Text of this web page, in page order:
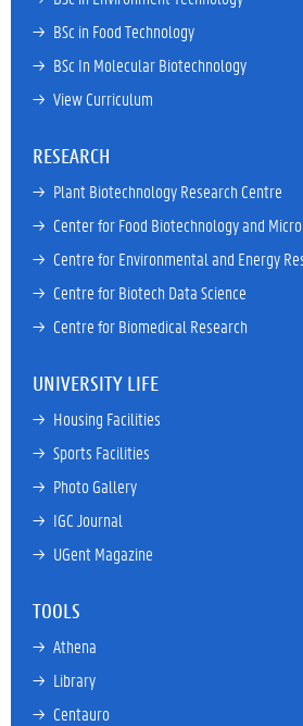
→ BSc in Food Technology
→ BSc In Molecular Biotechnology
→ View Curriculum
RESEARCH
→ Plant Biotechnology Research Centre
→ Center for Food Biotechnology and
→ Centre for Environmental and Energy
→ Centre for Biotech Data Science
→ Centre for Biomedical Research
UNIVERSITY LIFE
→ Housing Facilities
→ Sports Facilities
→ Photo Gallery
→ IGC Journal
→ UGent Magazine
TOOLS
→ Athena
→ Library
→ Centauro